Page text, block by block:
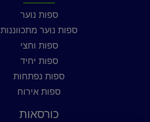
ספות נוער
ספות נוער מתכווננות
ספות וחצי
ספות יחיד
ספות נפתחות
ספות אירוח
כורסאות